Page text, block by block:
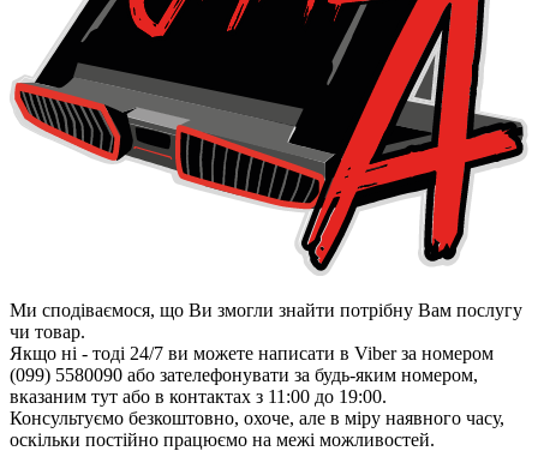
Ми сподіваємося, що Ви змогли знайти потрібну Вам послугу
чи товар.
Якщо ні - тоді 24/7 ви можете написати в Viber за номером
(099) 5580090 або зателефонувати за будь-яким номером,
вказаним тут або в контактах з 11:00 до 19:00.
Консультуємо безкоштовно, охоче, але в міру наявного часу,
оскільки постійно працюємо на межі можливостей.